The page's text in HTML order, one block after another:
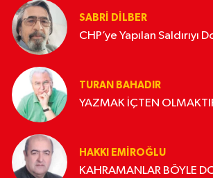
SABRI DILBER
CHP’ye Yapılan Saldırıyı
TURAN BAHADIR
YAZMAK İÇTEN
HAKKI EMİROĞLU
KAHRAMANLAR